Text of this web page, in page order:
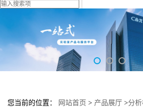
您当前的位置： 网站首页 > 产品展厅 >分